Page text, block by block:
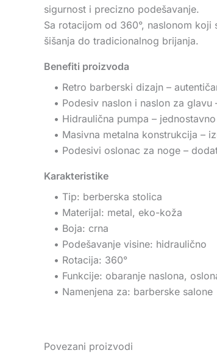
sigurnost i precizno podešavanje.
Sa rotacijom od 360°, naslonom
šišanja do tradicionalnog brijanja.
Benefiti proizvoda
• Retro barberski dizajn –
• Podesiv naslon i naslon za
• Hidraulična pumpa –
• Masivna metalna konstrukcija –
• Podesivi oslonac za noge –
Karakteristike
• Tip: berberska stolica
• Materijal: metal, eko-koža
• Boja: crna
• Podešavanje visine: hidraulično
• Rotacija: 360°
• Funkcije: obaranje naslona,
• Namenjena za: barberske salone
Povezani proizvodi